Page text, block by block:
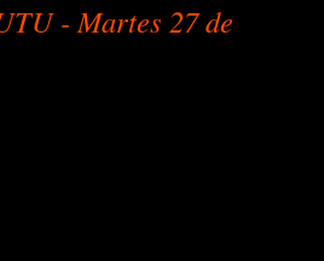
- Martes 27 de